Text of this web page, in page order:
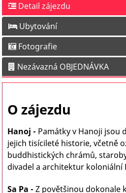
Detail zájezdu
Ubytování
Fotografie
Nezávazná OBJEDNÁVKA
O zájezdu
Hanoj - Památky v Hanoji jsou
jejich tisícileté historie, včetně
buddhistických chrámů,
divadel a architektur koloniální
Sa Pa - Z povětšinou dokonale